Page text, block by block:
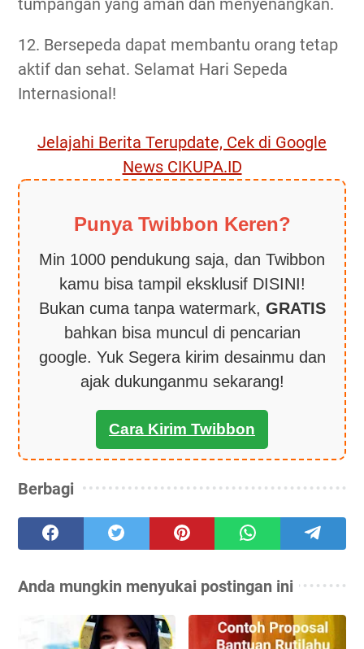
tumpangan yang aman dan menyenangkan.
12. Bersepeda dapat membantu orang tetap
aktif dan sehat. Selamat Hari Sepeda
Internasional!
Jelajahi Berita Terupdate, Cek di Google
News CIKUPA.ID
Punya Twibbon Keren?
Min 1000 pendukung saja, dan Twibbon
kamu bisa tampil eksklusif DISINI!
Bukan cuma tanpa watermark, GRATIS
bahkan bisa muncul di pencarian
google. Yuk Segera kirim desainmu dan
ajak dukunganmu sekarang!
Cara Kirim Twibbon
Berbagi
Anda mungkin menyukai postingan ini